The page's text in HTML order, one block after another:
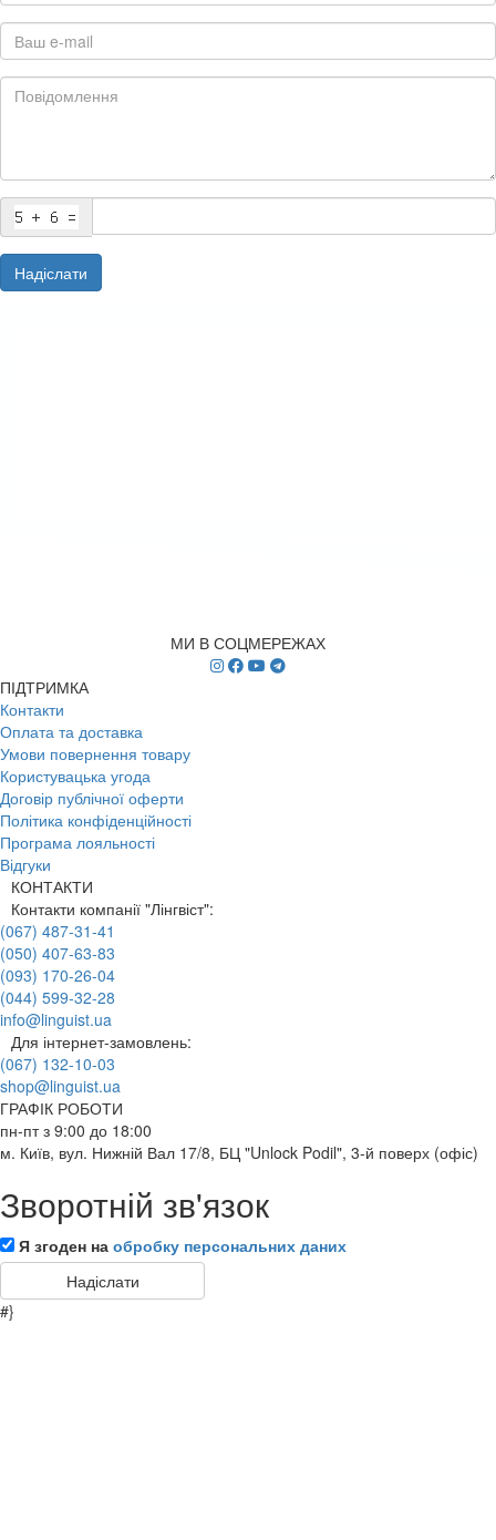
Надіслати
МИ В СОЦМЕРЕЖАХ
ПІДТРИМКА
Контакти
Оплата та доставка
Умови повернення товару
Користувацька угода
Договір публічної оферти
Політика конфіденційності
Програма лояльності
Відгуки
КОНТАКТИ
Контакти компанії "Лінгвіст":
(067) 487-31-41
(050) 407-63-83
(093) 170-26-04
(044) 599-32-28
info@linguist.ua
Для інтернет-замовлень:
(067) 132-10-03
shop@linguist.ua
ГРАФІК РОБОТИ
пн-пт з 9:00 до 18:00
м. Київ, вул. Нижній Вал 17/8, БЦ "Unlock Podil", 3-й поверх (офіс)
Зворотній зв'язок
Я згоден на обробку персональних даних
#}